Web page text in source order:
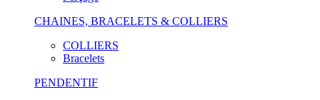
CHAINES, BRACELETS & COLLIERS
COLLIERS
Bracelets
PENDENTIF